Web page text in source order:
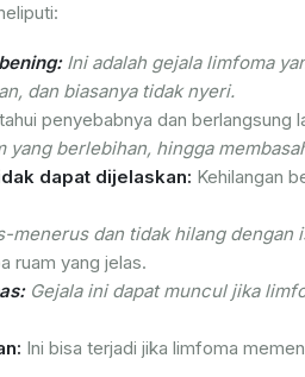
Ini adalah gejala limfoma
dan biasanya tidak nyeri.
penyebabnya dan berlangsung
yang berlebihan, hingga
dapat dijelaskan: Kehilangan
menerus dan tidak hilang dengan
ruam yang jelas.
Gejala ini dapat muncul jika
Ini bisa terjadi jika limfoma